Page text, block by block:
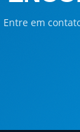
Entre em